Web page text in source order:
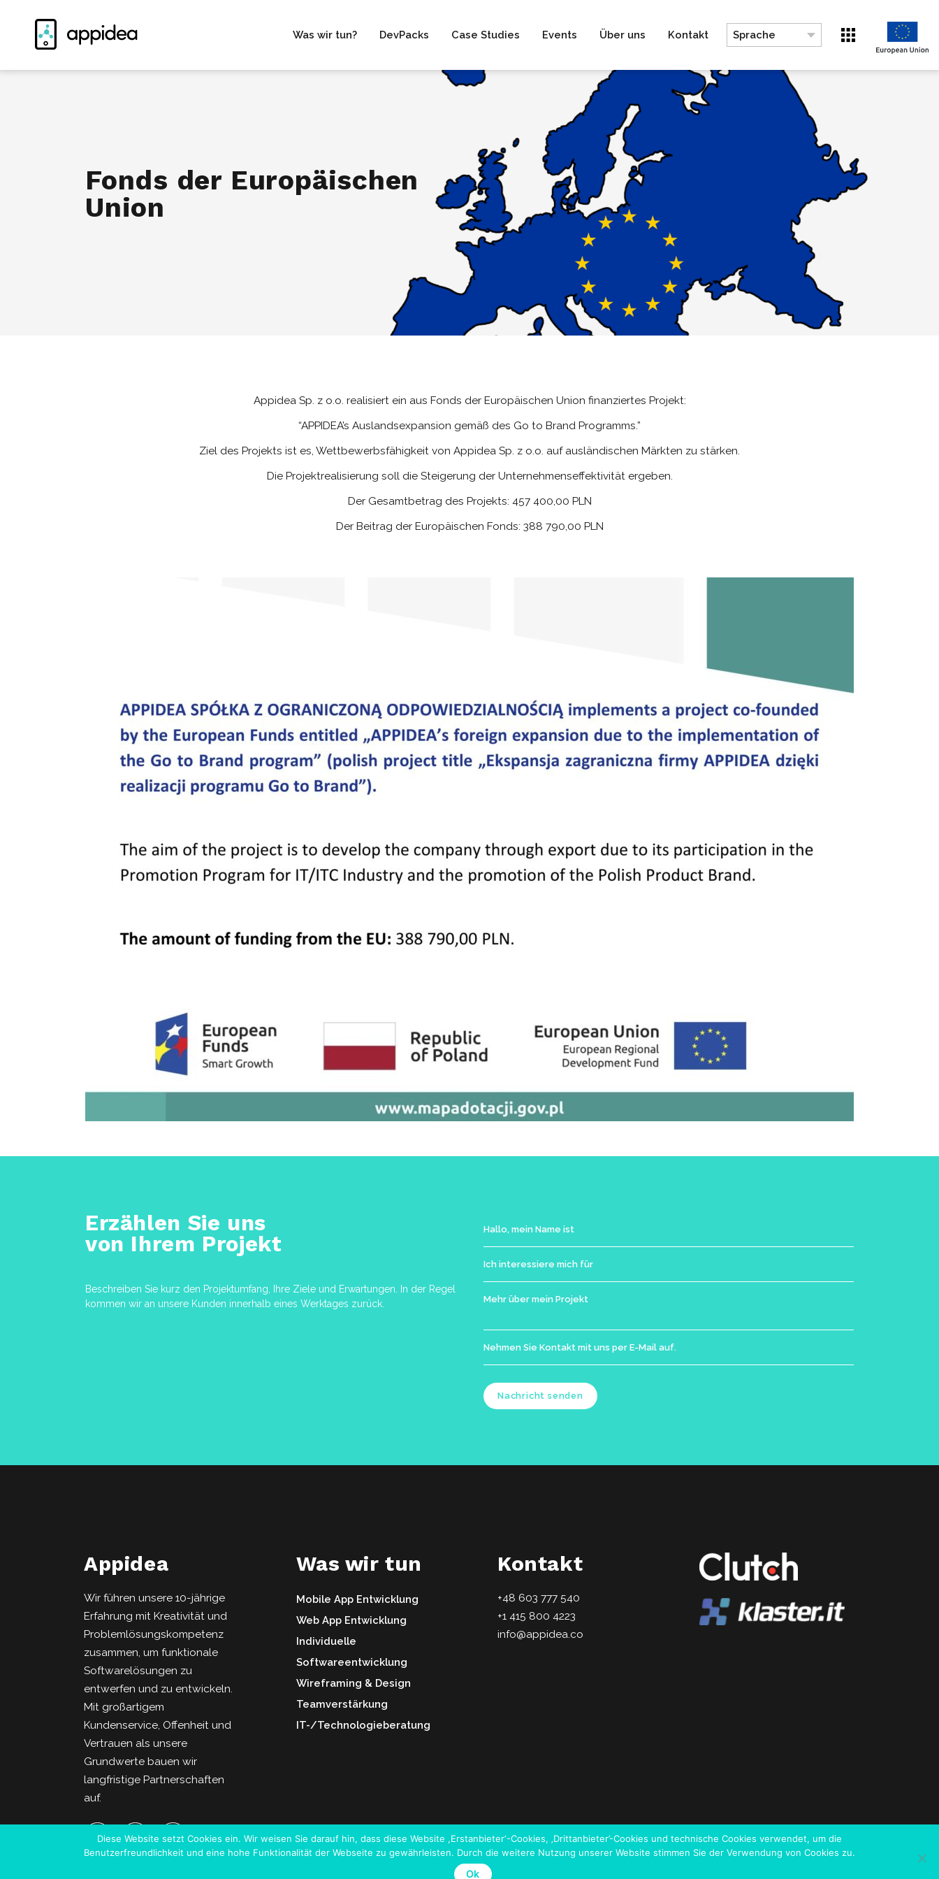
Was wir tun? DevPacks Case Studies Events Über uns Kontakt Sprache
Fonds der Europäischen
Union
Appidea Sp. z o.o. realisiert ein aus Fonds der Europäischen Union finanziertes Projekt:
“APPIDEA’s Auslandsexpansion gemäß des Go to Brand Programms.”
Ziel des Projekts ist es, Wettbewerbsfähigkeit von Appidea Sp. z o.o. auf ausländischen Märkten zu stärken.
Die Projektrealisierung soll die Steigerung der Unternehmenseffektivität ergeben.
Der Gesamtbetrag des Projekts: 457 400,00 PLN
Der Beitrag der Europäischen Fonds: 388 790,00 PLN
Erzählen Sie uns
von Ihrem Projekt
Beschreiben Sie kurz den Projektumfang, Ihre Ziele und Erwartungen. In der Regel
kommen wir an unsere Kunden innerhalb eines Werktages zurück.
Nachricht senden
Appidea
Wir führen unsere 10-jährige
Erfahrung mit Kreativität und
Problemlösungskompetenz
zusammen, um funktionale
Softwarelösungen zu
entwerfen und zu entwickeln.
Mit großartigem
Kundenservice, Offenheit und
Vertrauen als unsere
Grundwerte bauen wir
langfristige Partnerschaften
auf.
Was wir tun
Mobile App Entwicklung
Web App Entwicklung
Individuelle
Softwareentwicklung
Wireframing & Design
Teamverstärkung
IT-/Technologieberatung
Kontakt
+48 603 777 540
+1 415 800 4223
info@appidea.co
Diese Website setzt Cookies ein. Wir weisen Sie darauf hin, dass diese Website ,Erstanbieter‘-Cookies, ‚Drittanbieter’-Cookies und technische Cookies verwendet, um die
Benutzerfreundlichkeit und eine hohe Funktionalität der Webseite zu gewährleisten. Durch die weitere Nutzung unserer Website stimmen Sie der Verwendung von Cookies zu.
Ok